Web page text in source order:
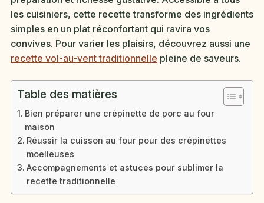
les cuisiniers, cette recette transforme des ingrédients
simples en un plat réconfortant qui ravira vos
convives. Pour varier les plaisirs, découvrez aussi une
recette vol-au-vent traditionnelle pleine de saveurs.
Table des matières
Bien préparer une crépinette de porc au four
maison
Réussir la cuisson au four pour des crépinettes
moelleuses
Accompagnements et astuces pour sublimer la
recette traditionnelle